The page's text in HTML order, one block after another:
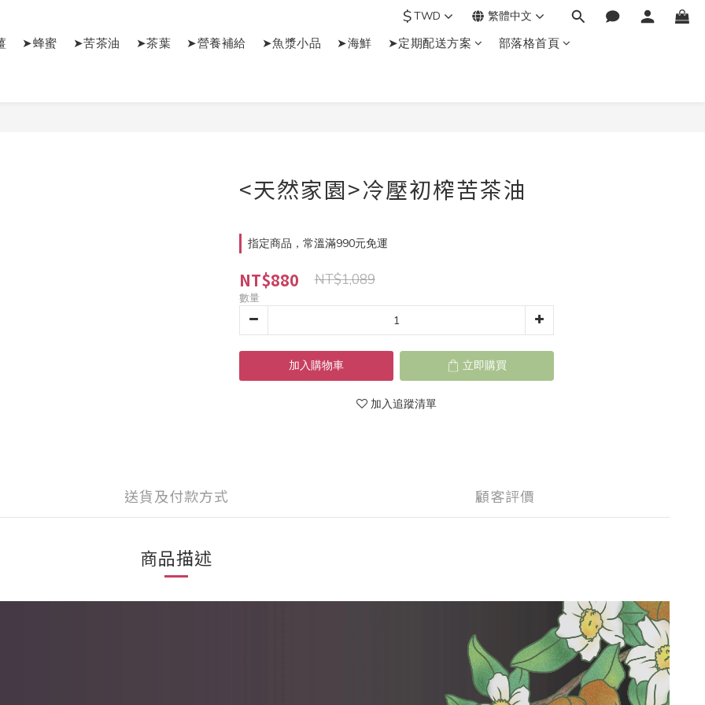
$TWD 繁體中文
➤蜂蜜 ➤苦茶油 ➤茶葉 ➤營養補給 ➤魚漿小品 ➤海鮮 ➤定期配送方案 部落格首頁
<天然家園>冷壓初榨苦茶油
指定商品，常溫滿990元免運
NT$880 NT$1,089
數量
加入購物車 立即購買
加入追蹤清單
送貨及付款方式 顧客評價
商品描述